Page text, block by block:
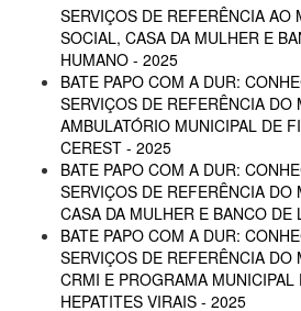
SERVIÇOS DE REFERÊNCIA AO
SOCIAL, CASA DA MULHER E
HUMANO - 2025
BATE PAPO COM A DUR:
SERVIÇOS DE REFERÊNCIA DO
AMBULATÓRIO MUNICIPAL DE
CEREST - 2025
BATE PAPO COM A DUR:
SERVIÇOS DE REFERÊNCIA DO
CASA DA MULHER E BANCO DE
BATE PAPO COM A DUR:
SERVIÇOS DE REFERÊNCIA DO
CRMI E PROGRAMA MUNICIPAL
HEPATITES VIRAIS - 2025